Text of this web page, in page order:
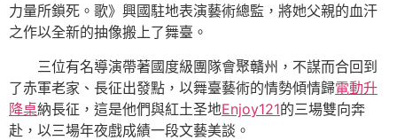
力量所鎖死。歌》興國駐地表演藝術總監，將她父親的血汗
之作以全新的抽像搬上了舞臺。
三位有名導演帶著國度級團隊會聚贛州，不謀而合回到
了赤軍老家、長征出發點，以舞臺藝術的情勢傾情歸電動升
降桌納長征，這是他們與紅土圣地Enjoy121的三場雙向奔
赴，以三場年夜戲成績一段文藝美談。